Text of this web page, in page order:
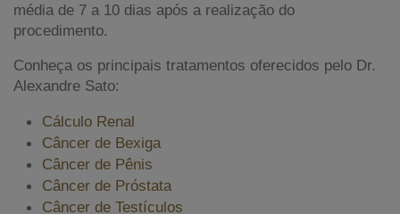
média de 7 a 10 dias após a realização do
procedimento.
Conheça os principais tratamentos oferecidos pelo Dr.
Alexandre Sato:
Cálculo Renal
Câncer de Bexiga
Câncer de Pênis
Câncer de Próstata
Câncer de Testículos